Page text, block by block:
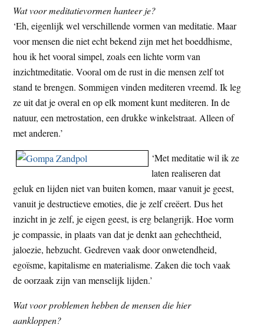
Wat voor meditatievormen hanteer je?
‘Eh, eigenlijk wel verschillende vormen van meditatie. Maar
voor mensen die niet echt bekend zijn met het boeddhisme,
hou ik het vooral simpel, zoals een lichte vorm van
inzichtmeditatie. Vooral om de rust in die mensen zelf tot
stand te brengen. Sommigen vinden mediteren vreemd. Ik leg
ze uit dat je overal en op elk moment kunt mediteren. In de
natuur, een metrostation, een drukke winkelstraat. Alleen of
met anderen.’
‘Met meditatie wil ik ze
laten realiseren dat
geluk en lijden niet van buiten komen, maar vanuit je geest,
vanuit je destructieve emoties, die je zelf creëert. Dus het
inzicht in je zelf, je eigen geest, is erg belangrijk. Hoe vorm
je compassie, in plaats van dat je denkt aan gehechtheid,
jaloezie, hebzucht. Gedreven vaak door onwetendheid,
egoïsme, kapitalisme en materialisme. Zaken die toch vaak
de oorzaak zijn van menselijk lijden.’
Wat voor problemen hebben de mensen die hier
aankloppen?